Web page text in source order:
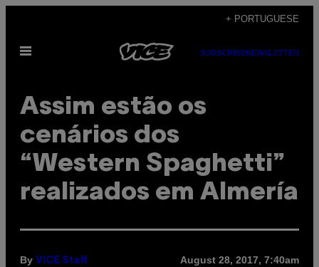
content
+ PORTUGUESE
Open
SUBSCRIBENEWSLETTER
Assim estão os
cenários dos
“Western Spaghetti”
realizados em Almería
By VICE Staff August 28, 2017, 7:40am